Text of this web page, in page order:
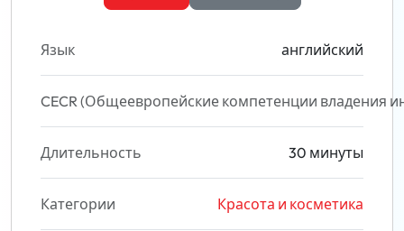
Язык английский
CECR (Общеевропейские компетенции владения
Длительность 30 минуты
Категории Красота и косметика